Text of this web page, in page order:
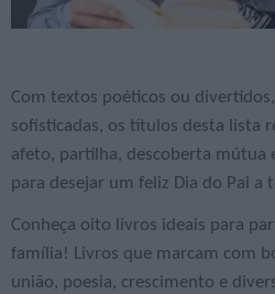
Com textos poéticos ou
sofisticadas, os títulos desta lista
afeto, partilha, descoberta mútua
para desejar um feliz Dia do Pai a
Conheça oito livros ideais para
família! Livros que marcam com
união, poesia, crescimento e